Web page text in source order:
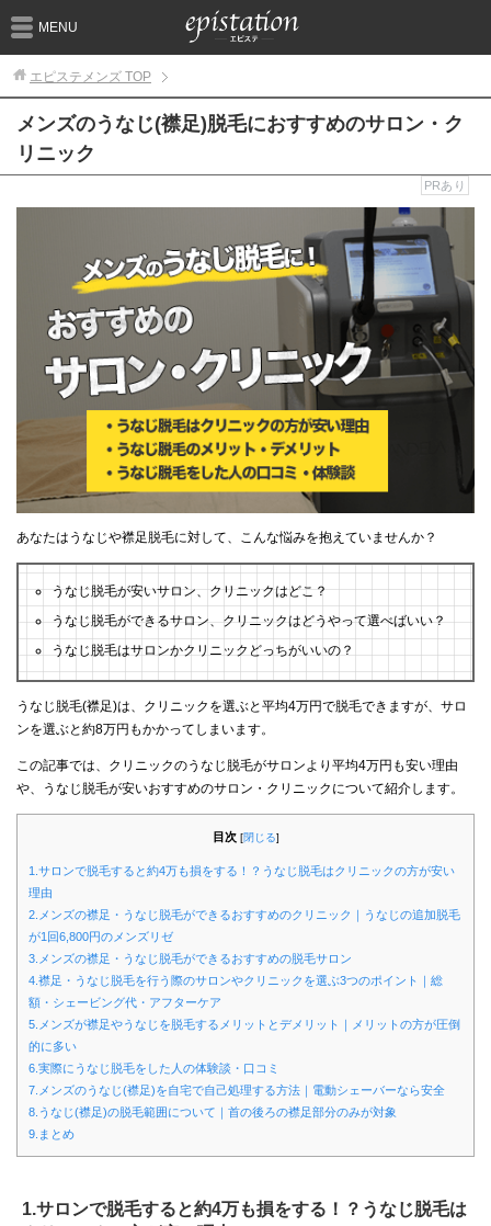
MENU
エピステメンズ TOP
メンズのうなじ(襟足)脱毛におすすめのサロン・ク
リニック
PRあり
あなたはうなじや襟足脱毛に対して、こんな悩みを抱えていませんか？
うなじ脱毛が安いサロン、クリニックはどこ？
うなじ脱毛ができるサロン、クリニックはどうやって選べばいい？
うなじ脱毛はサロンかクリニックどっちがいいの？
うなじ脱毛(襟足)は、クリニックを選ぶと平均4万円で脱毛できますが、サロ
ンを選ぶと約8万円もかかってしまいます。
この記事では、クリニックのうなじ脱毛がサロンより平均4万円も安い理由
や、うなじ脱毛が安いおすすめのサロン・クリニックについて紹介します。
目次 [閉じる]
1.サロンで脱毛すると約4万も損をする！？うなじ脱毛はクリニックの方が安い
理由
2.メンズの襟足・うなじ脱毛ができるおすすめのクリニック｜うなじの追加脱毛
が1回6,800円のメンズリゼ
3.メンズの襟足・うなじ脱毛ができるおすすめの脱毛サロン
4.襟足・うなじ脱毛を行う際のサロンやクリニックを選ぶ3つのポイント｜総
額・シェービング代・アフターケア
5.メンズが襟足やうなじを脱毛するメリットとデメリット｜メリットの方が圧倒
的に多い
6.実際にうなじ脱毛をした人の体験談・口コミ
7.メンズのうなじ(襟足)を自宅で自己処理する方法｜電動シェーバーなら安全
8.うなじ(襟足)の脱毛範囲について｜首の後ろの襟足部分のみが対象
9.まとめ
1.サロンで脱毛すると約4万も損をする！？うなじ脱毛は